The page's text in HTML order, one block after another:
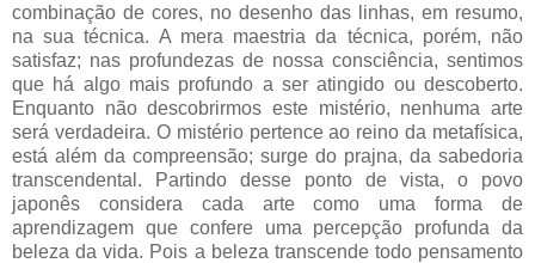
combinação de cores, no desenho das linhas, em resumo,
na sua técnica. A mera maestria da técnica, porém, não
satisfaz; nas profundezas de nossa consciência, sentimos
que há algo mais profundo a ser atingido ou descoberto.
Enquanto não descobrirmos este mistério, nenhuma arte
será verdadeira. O mistério pertence ao reino da metafísica,
está além da compreensão; surge do prajna, da sabedoria
transcendental. Partindo desse ponto de vista, o povo
japonês considera cada arte como uma forma de
aprendizagem que confere uma percepção profunda da
beleza da vida. Pois a beleza transcende todo pensamento